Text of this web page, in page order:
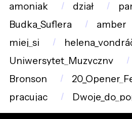
amoniak
dział
Budka_Suflera
amber
miej_si
Uniwersytet_Muzyczny
Bronson
pracujac